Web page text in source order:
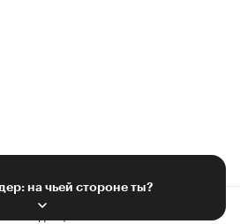
на чьей стороне ты?
Редакция